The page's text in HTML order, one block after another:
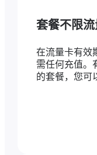
套餐不限流
在流量卡有效
需任何充值。
的套餐，您可